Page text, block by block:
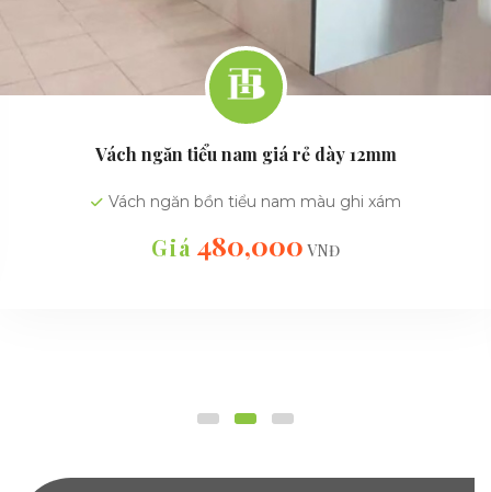
Vách ngăn tiểu nam giá rẻ dày 12mm
Vách ngăn bồn tiểu nam màu ghi xám
Giá 480,000 VNĐ